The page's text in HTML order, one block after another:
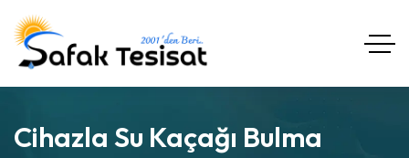
Cihazla Su Kaçağı Bulma